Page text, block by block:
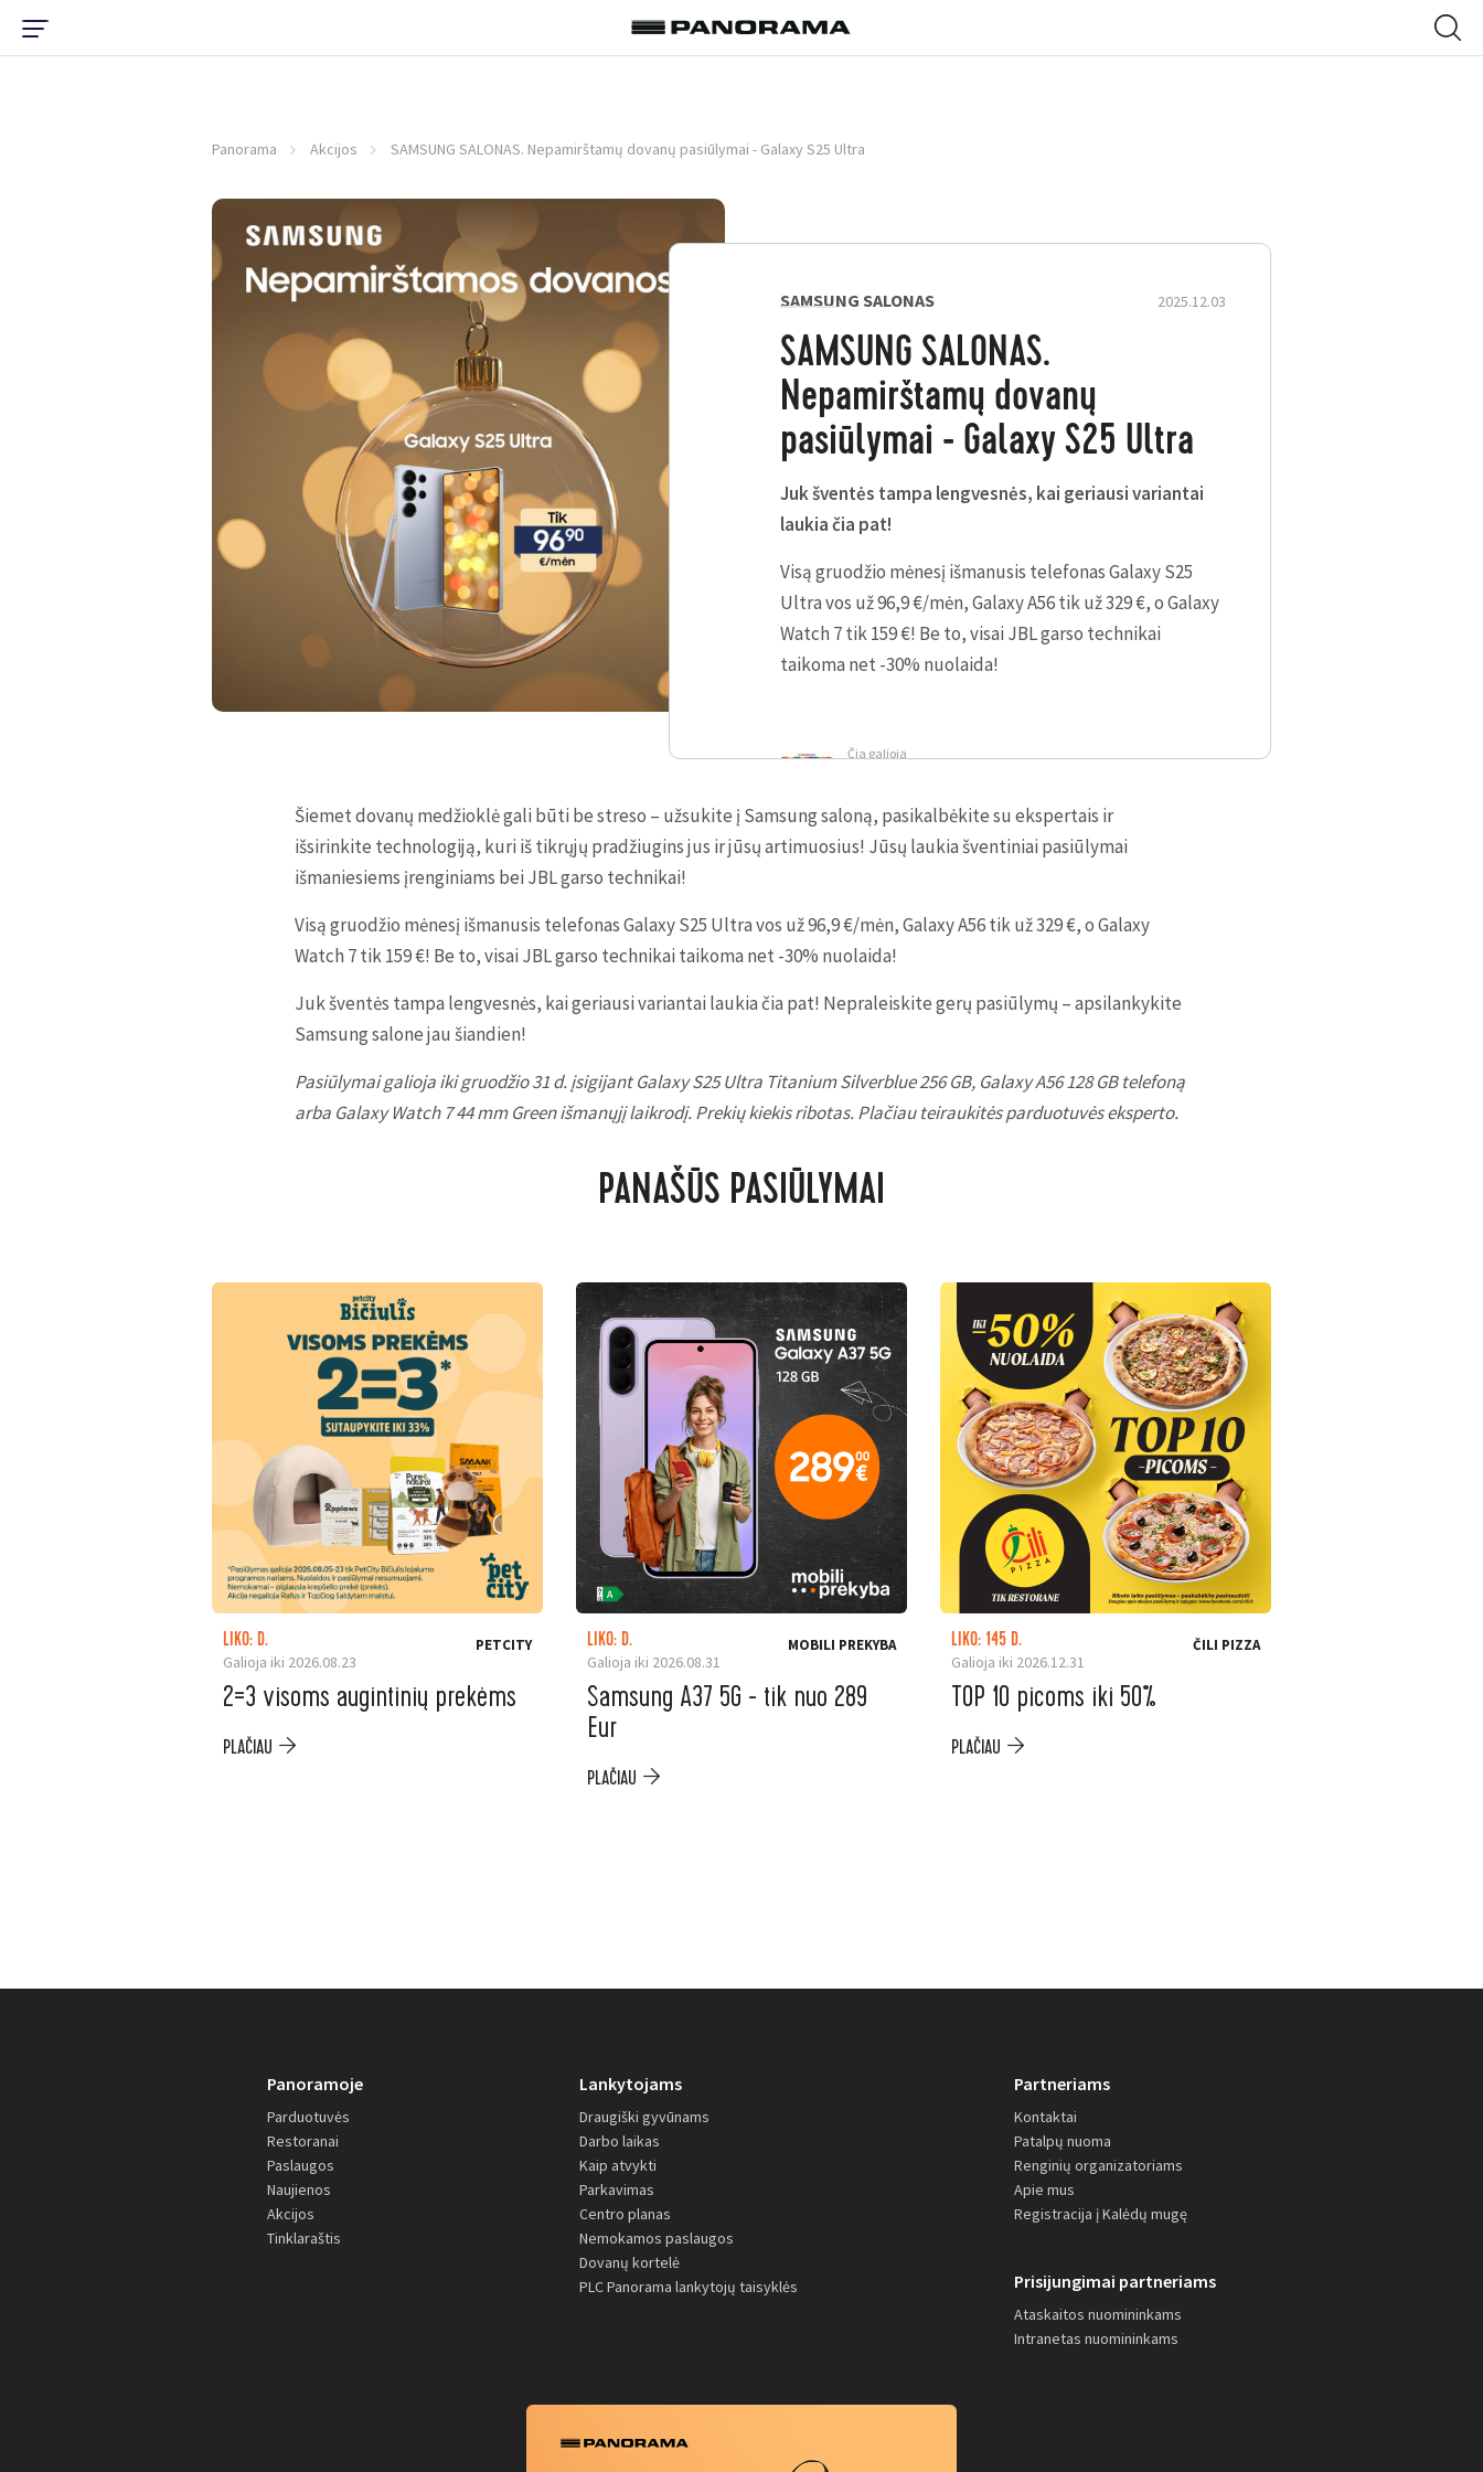
Panorama Akcijos SAMSUNG SALONAS. Nepamirštamų dovanų pasiūlymai - Galaxy S25 Ultra
SAMSUNG SALONAS 2025.12.03
SAMSUNG SALONAS.
Nepamirštamų dovanų
pasiūlymai - Galaxy S25 Ultra
Juk šventės tampa lengvesnės, kai geriausi variantai
laukia čia pat!
Visą gruodžio mėnesį išmanusis telefonas Galaxy S25
Ultra vos už 96,9 €/mėn, Galaxy A56 tik už 329 €, o Galaxy
Watch 7 tik 159 €! Be to, visai JBL garso technikai
taikoma net -30% nuolaida!
Čia galioja
Šiemet dovanų medžioklė gali būti be streso – užsukite į Samsung saloną, pasikalbėkite su ekspertais ir
išsirinkite technologiją, kuri iš tikrųjų pradžiugins jus ir jūsų artimuosius! Jūsų laukia šventiniai pasiūlymai
išmaniesiems įrenginiams bei JBL garso technikai!
Visą gruodžio mėnesį išmanusis telefonas Galaxy S25 Ultra vos už 96,9 €/mėn, Galaxy A56 tik už 329 €, o Galaxy
Watch 7 tik 159 €! Be to, visai JBL garso technikai taikoma net -30% nuolaida!
Juk šventės tampa lengvesnės, kai geriausi variantai laukia čia pat! Nepraleiskite gerų pasiūlymų – apsilankykite
Samsung salone jau šiandien!
Pasiūlymai galioja iki gruodžio 31 d. įsigijant Galaxy S25 Ultra Titanium Silverblue 256 GB, Galaxy A56 128 GB telefoną
arba Galaxy Watch 7 44 mm Green išmanųjį laikrodį. Prekių kiekis ribotas. Plačiau teiraukitės parduotuvės eksperto.
PANAŠŪS PASIŪLYMAI
LIKO: D.
Galioja iki 2026.08.23
PETCITY
2=3 visoms augintinių prekėms
PLAČIAU
LIKO: D.
Galioja iki 2026.08.31
MOBILI PREKYBA
Samsung A37 5G - tik nuo 289
Eur
PLAČIAU
LIKO: 145 D.
Galioja iki 2026.12.31
ČILI PIZZA
TOP 10 picoms iki 50%
PLAČIAU
Panoramoje
Parduotuvės
Restoranai
Paslaugos
Naujienos
Akcijos
Tinklaraštis
Lankytojams
Draugiški gyvūnams
Darbo laikas
Kaip atvykti
Parkavimas
Centro planas
Nemokamos paslaugos
Dovanų kortelė
PLC Panorama lankytojų taisyklės
Partneriams
Kontaktai
Patalpų nuoma
Renginių organizatoriams
Apie mus
Registracija į Kalėdų mugę
Prisijungimai partneriams
Ataskaitos nuomininkams
Intranetas nuomininkams